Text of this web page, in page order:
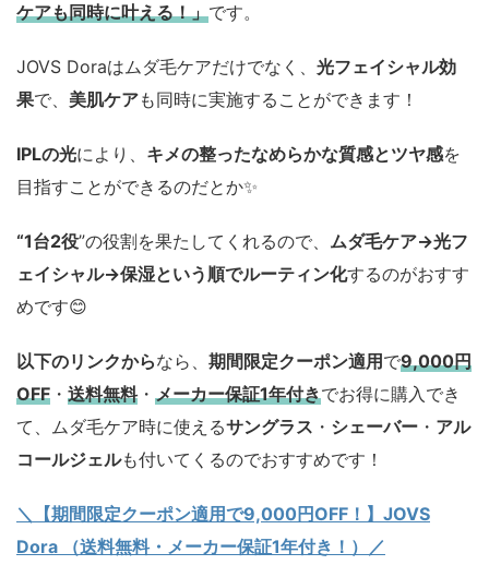
ケアも同時に叶える！」です。
JOVS Doraはムダ毛ケアだけでなく、 光フェイシャル効
果で、 美肌ケアも同時に実施することができます！
IPLの光により、 キメの整ったなめらかな質感とツヤ感を
目指すことができるのだとか✨️
“1台2役”の役割を果たしてくれるので、 ムダ毛ケア→光フ
ェイシャル→保湿という順でルーティン化するのがおすす
めです😊
以下のリンクからなら、 期間限定クーポン適用 で9,000円
OFF ・ 送料無料・ メーカー保証1年付きでお得に購入でき
て、ムダ毛ケア時に使えるサングラス ・ シェーバー ・ アル
コールジェルも付いてくるのでおすすめです！
＼【期間限定クーポン適用で9,000円OFF！】JOVS
Dora （送料無料・メーカー保証1年付き！）／